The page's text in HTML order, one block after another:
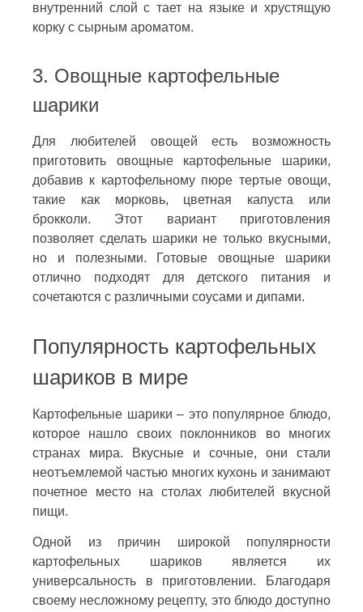
внутренний слой с тает на языке и хрустящую
корку с сырным ароматом.
3. Овощные картофельные
шарики
Для любителей овощей есть возможность
приготовить овощные картофельные шарики,
добавив к картофельному пюре тертые овощи,
такие как морковь, цветная капуста или
брокколи. Этот вариант приготовления
позволяет сделать шарики не только вкусными,
но и полезными. Готовые овощные шарики
отлично подходят для детского питания и
сочетаются с различными соусами и дипами.
Популярность картофельных
шариков в мире
Картофельные шарики – это популярное блюдо,
которое нашло своих поклонников во многих
странах мира. Вкусные и сочные, они стали
неотъемлемой частью многих кухонь и занимают
почетное место на столах любителей вкусной
пищи.
Одной из причин широкой популярности
картофельных шариков является их
универсальность в приготовлении. Благодаря
своему несложному рецепту, это блюдо доступно